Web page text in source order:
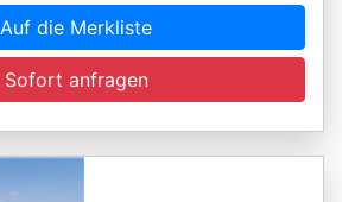
Auf die Merkliste
Sofort anfragen